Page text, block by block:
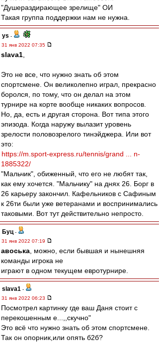
"Душераздирающее зрелище" ОИ
Такая группа поддержки нам не нужна.
ys -
31 янв 2022 07:35
slava1
Это не все, что нужно знать об этом
спортсмене. Он великолепно играл, прекрасно
боролся, по тому, что он делал на этом
турнире на корте вообще никаких вопросов.
Но, да, есть и другая сторона. Вот типа этого
эпизода. Когда наружу вылазит уровень
зрелости половозрелого тинэйджера. Или вот
это:
https://m.sport-express.ru/tennis/grand ... n-
1885322/
"Мальчик", обиженный, что его не любят так,
как ему хочется. "Мальчику" на днях 26. Борг в
26 карьеру закончил. Кафельников с Сафиным
к 26ти были уже ветеранами и воспринимались
таковыми. Вот тут действительно непросто.
Буц -
31 янв 2022 07:19
авоська , можно, если бывшая и нынешняя
команды игрока не
играют в одном текущем евротурнире.
slava1 -
31 янв 2022 06:23
Посмотрел картинку где ваш Даня стоит с
перекошенным е...,,скучно"
Это всё что нужно знать об этом спортсмене.
Так он опорник,или опять б2б?